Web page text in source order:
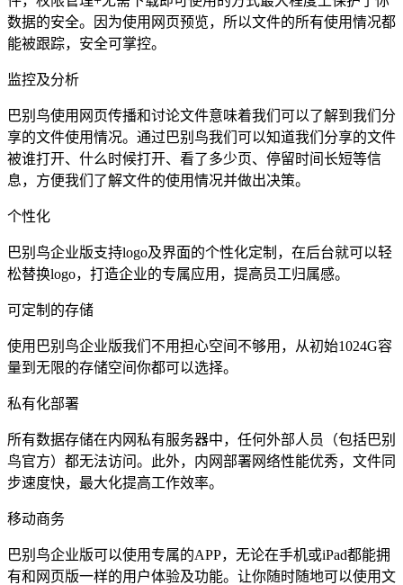
数据的安全。因为使用网页预览，所以文件的所有使用情况都
能被跟踪，安全可掌控。
监控及分析
巴别鸟使用网页传播和讨论文件意味着我们可以了解到我们分
享的文件使用情况。通过巴别鸟我们可以知道我们分享的文件
被谁打开、什么时候打开、看了多少页、停留时间长短等信
息，方便我们了解文件的使用情况并做出决策。
个性化
巴别鸟企业版支持logo及界面的个性化定制，在后台就可以轻
松替换logo，打造企业的专属应用，提高员工归属感。
可定制的存储
使用巴别鸟企业版我们不用担心空间不够用，从初始1024G容
量到无限的存储空间你都可以选择。
私有化部署
所有数据存储在内网私有服务器中，任何外部人员（包括巴别
鸟官方）都无法访问。此外，内网部署网络性能优秀，文件同
步速度快，最大化提高工作效率。
移动商务
巴别鸟企业版可以使用专属的APP，无论在手机或iPad都能拥
有和网页版一样的用户体验及功能。让你随时随地可以使用文